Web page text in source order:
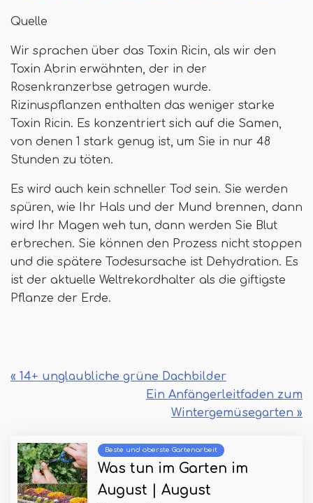
Quelle
Wir sprachen über das Toxin Ricin, als wir den
Toxin Abrin erwähnten, der in der
Rosenkranzerbse getragen wurde.
Rizinuspflanzen enthalten das weniger starke
Toxin Ricin. Es konzentriert sich auf die Samen,
von denen 1 stark genug ist, um Sie in nur 48
Stunden zu töten.
Es wird auch kein schneller Tod sein. Sie werden
spüren, wie Ihr Hals und der Mund brennen, dann
wird Ihr Magen weh tun, dann werden Sie Blut
erbrechen. Sie können den Prozess nicht stoppen
und die spätere Todesursache ist Dehydration. Es
ist der aktuelle Weltrekordhalter als die giftigste
Pflanze der Erde.
« 14+ unglaubliche grüne Dachbilder
Ein Anfängerleitfaden zum
Wintergemüsegarten »
Beste und oberste Gartenarbeit
Was tun im Garten im
August | August